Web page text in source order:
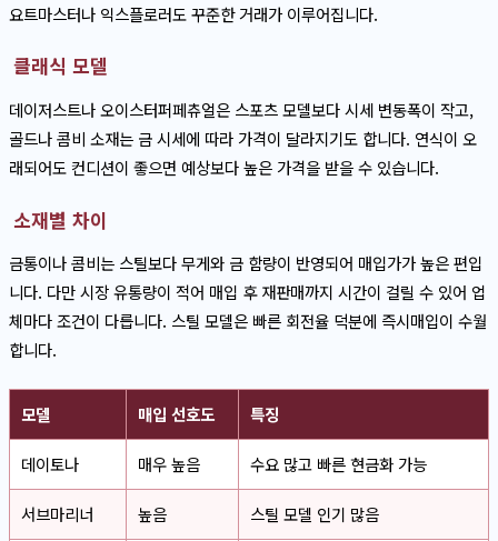
요트마스터나 익스플로러도 꾸준한 거래가 이루어집니다.
클래식 모델
데이저스트나 오이스터퍼페츄얼은 스포츠 모델보다 시세 변동폭이 작고,
골드나 콤비 소재는 금 시세에 따라 가격이 달라지기도 합니다. 연식이 오
래되어도 컨디션이 좋으면 예상보다 높은 가격을 받을 수 있습니다.
소재별 차이
금통이나 콤비는 스틸보다 무게와 금 함량이 반영되어 매입가가 높은 편입
니다. 다만 시장 유통량이 적어 매입 후 재판매까지 시간이 걸릴 수 있어 업
체마다 조건이 다릅니다. 스틸 모델은 빠른 회전율 덕분에 즉시매입이 수월
합니다.
모델 매입 선호도 특징
데이토나 매우 높음 수요 많고 빠른 현금화 가능
서브마리너 높음 스틸 모델 인기 많음